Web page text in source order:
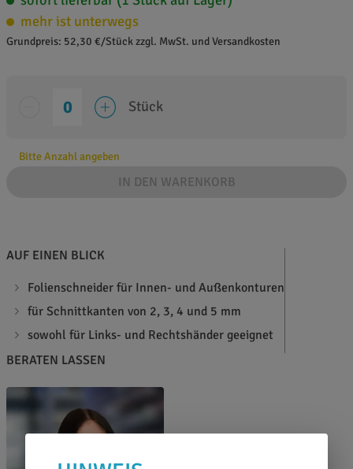
mehr ist unterwegs
Grundpreis: 52,30 €/Stück zzgl. MwSt. und Versandkosten
Stück
Bitte Anzahl angeben
IN DEN WARENKORB
AUF EINEN BLICK
Folienschneider für Innen- und Außenkonturen
für Schnittkanten von 2, 3, 4 und 5 mm
sowohl für Links- und Rechtshänder geeignet
BERATEN LASSEN